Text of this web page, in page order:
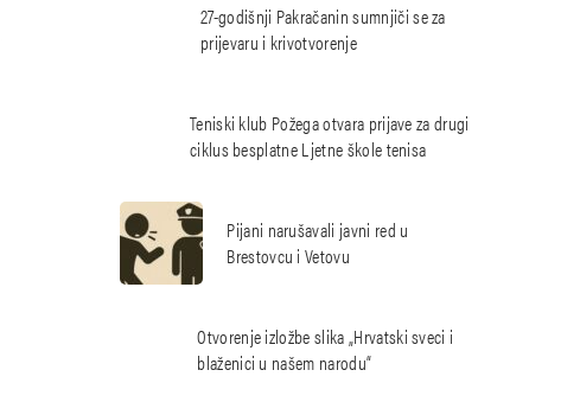
27-godišnji Pakračanin sumnjiči se za
prijevaru i krivotvorenje
Teniski klub Požega otvara prijave za drugi
ciklus besplatne Ljetne škole tenisa
Pijani narušavali javni red u
Brestovcu i Vetovu
Otvorenje izložbe slika „Hrvatski sveci i
blaženici u našem narodu“